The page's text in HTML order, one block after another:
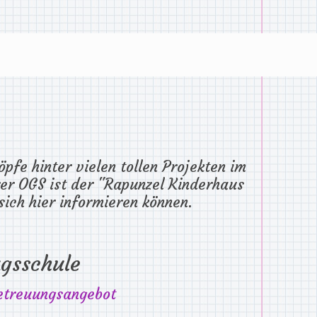
hinter vielen tollen Projekten im
OGS ist der "Rapunzel Kinderhaus
hier informieren können.